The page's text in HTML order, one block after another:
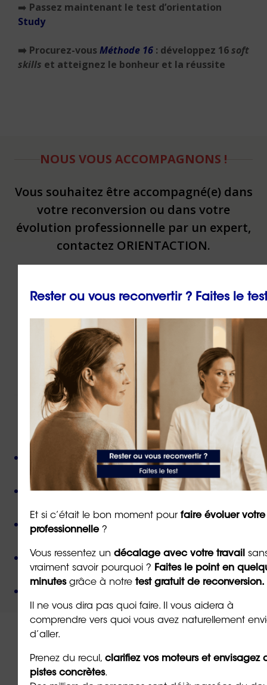
➡️ Passez maintenant le test d’orientation
Study
➡️ Procurez-vous Méthode 16 : développez 16soft
skills et atteignez le bonheur et la réussite
NOUS VOUS ACCOMPAGNONS !
Vous souhaitez être accompagné(e) dans
votre reconversion ou dans votre
évolution professionnelle par un expert,
contactez ORIENTACTION.
le formulaire de contacten ligne
Par téléphone au02 43 72 25 88
Ou par email à l’adresse
info@orientaction.com
ORIENTACTION c'est :
Plus de 800 consultant(e)s expérimenté(e)s
présent(e)s partout en France,
Près de 50 000 personnes accompagnéesdepuis
Des valeurs humanistes de
bienveillance
Une méthode créée parun docteur en
psychologie,
Un organisme de formation certifié QUALIOPI
Rester ou vous reconvertir ? Faites le
Et si c’était le bon moment pour faire évoluer
professionnelle?
Vous ressentez un décalage avec votre travail
vraiment savoir pourquoi ? Faites le point en
minutesgrâce à notre test gratuit de reconversion.
Il ne vous dira pas quoi faire. Il vous aidera à
comprendre vers quoi vous avez naturellement
d’aller.
Prenez du recul, clarifiez vos moteurs et envisagez
pistes concrètes.